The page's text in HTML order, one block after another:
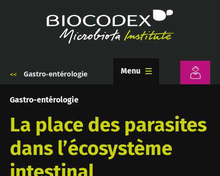
Gastro-entérologie Menu
Gastro-entérologie
La place des parasites
dans l’écosystème